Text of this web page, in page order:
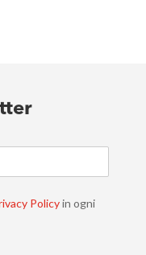
Policyin ogni